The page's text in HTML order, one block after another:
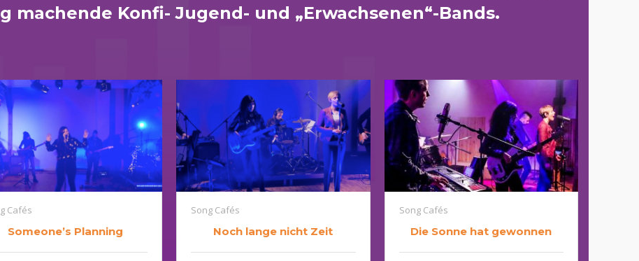
machende Konfi- Jugend- und „Erwachsenen“-Bands.
Cafés
Someone’s Planning
Song Cafés
Noch lange nicht Zeit
Song Cafés
Die Sonne hat gewonnen